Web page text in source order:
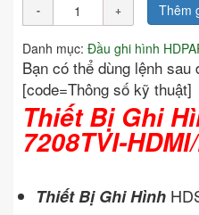
Thêm
Danh mục: Đầu ghi hình
Bạn có thể dùng lệnh sau
[code=Thông số kỹ thuật]
Thiết Bị Ghi
7208TVI-
Thiết Bị Ghi Hình